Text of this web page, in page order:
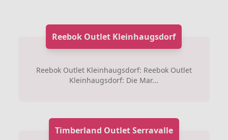
Reebok Outlet Kleinhaugsdorf
Reebok Outlet Kleinhaugsdorf: Reebok Outlet
Kleinhaugsdorf: Die Mar...
Timberland Outlet Serravalle